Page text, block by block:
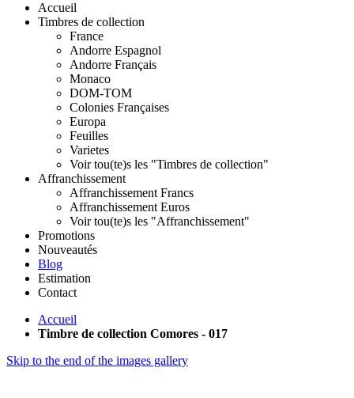
Accueil
Timbres de collection
France
Andorre Espagnol
Andorre Français
Monaco
DOM-TOM
Colonies Françaises
Europa
Feuilles
Varietes
Voir tou(te)s les "Timbres de collection"
Affranchissement
Affranchissement Francs
Affranchissement Euros
Voir tou(te)s les "Affranchissement"
Promotions
Nouveautés
Blog
Estimation
Contact
Accueil
Timbre de collection Comores - 017
Skip to the end of the images gallery